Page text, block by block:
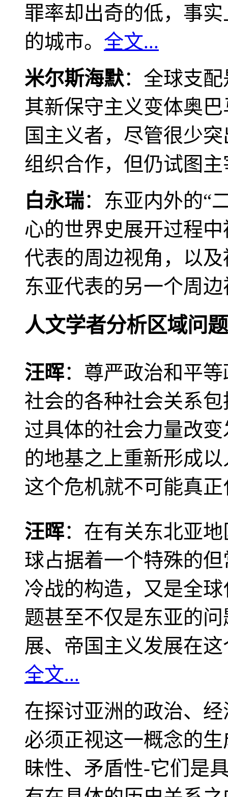
罪率却出奇的低，事
的城市。 全文...
米尔斯海默：全球支
其新保守主义变体奥
国主义者，尽管很少
组织合作，但仍试图
白永瑞：东亚内外的“
心的世界史展开过程
代表的周边视角，以
东亚代表的另一个周
人文学者分析区域问题
汪晖：尊严政治和平
社会的各种社会关系
过具体的社会力量改
的地基之上重新形成
这个危机就不可能真
汪晖：在有关东北亚
球占据着一个特殊的
冷战的构造，又是全
题甚至不仅是东亚的
展、帝国主义发展在
全文...
在探讨亚洲的政治、
必须正视这一概念的
昧性、矛盾性-它们是